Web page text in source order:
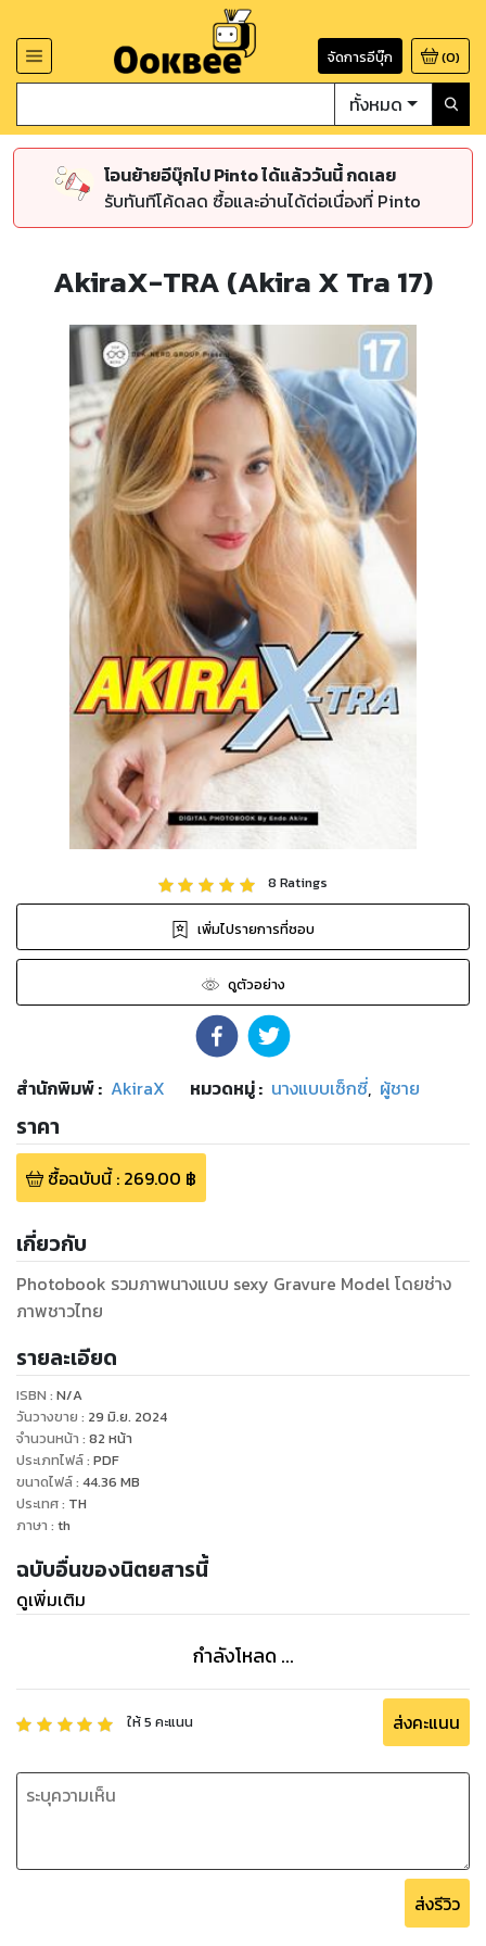
จัดการอีบุ๊ก (0)
ทั้งหมด
โอนย้ายอีบุ๊กไป Pinto ได้แล้ววันนี้ กดเลย
รับทันทีโค้ดลด ซื้อและอ่านได้ต่อเนื่องที่ Pinto
AkiraX-TRA (Akira X Tra 17)
8 Ratings
เพิ่มไปรายการที่ชอบ
ดูตัวอย่าง
สำนักพิมพ์: AkiraX หมวดหมู่: นางแบบเซ็กซี่, ผู้ชาย
ราคา
ซื้อฉบับนี้: 269.00 ฿
เกี่ยวกับ
Photobook รวมภาพนางแบบ sexy Gravure Model โดยช่าง
ภาพชาวไทย
รายละเอียด
ISBN : N/A
วันวางขาย : 29 มิ.ย. 2024
จำนวนหน้า : 82 หน้า
ประเภทไฟล์: PDF
ขนาดไฟล์: 44.36 MB
ประเทศ: TH
ภาษา : th
ฉบับอื่นของนิตยสารนี้
ดูเพิ่มเติม
กำลังโหลด ...
ให้5 คะแนน ส่งคะแนน
ส่งรีวิว